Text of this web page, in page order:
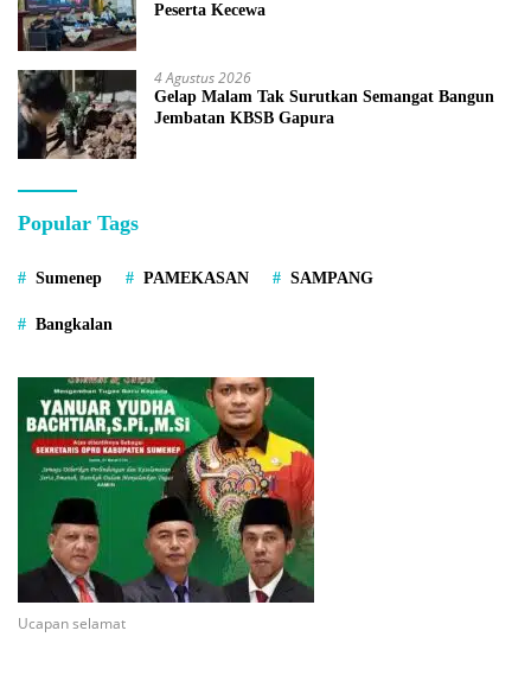
Peserta Kecewa
4 Agustus 2026
Gelap Malam Tak Surutkan Semangat Bangun
Jembatan KBSB Gapura
Popular Tags
Sumenep PAMEKASAN SAMPANG
Bangkalan
Ucapan selamat